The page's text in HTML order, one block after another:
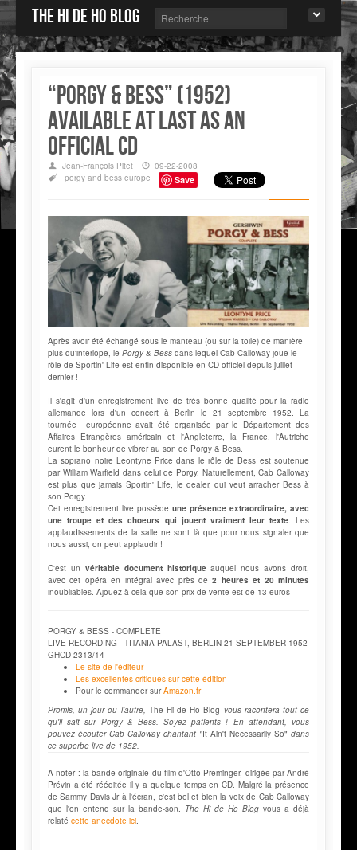
The Hi de Ho blog
“Porgy & Bess” (1952)
available at last as an
official CD
Jean-François Pitet
09-22-2008
porgy and bess europe Save
Après avoir été échangé sous le manteau (ou sur la toile) de manière
plus qu'interlope, le Porgy & Bess dans lequel Cab Calloway joue le
rôle de Sportin' Life est enfin disponible en CD officiel depuis juillet
dernier !
Il s'agit d'un enregistrement live de très bonne qualité pour la radio
allemande lors d'un concert à Berlin le 21 septembre 1952. La
tournée européenne avait été organisée par le Département des
Affaires Etrangères américain et l'Angleterre, la France, l'Autriche
eurent le bonheur de vibrer au son de Porgy & Bess.
La soprano noire Leontyne Price dans le rôle de Bess est soutenue
par William Warfield dans celui de Porgy. Naturellement, Cab Calloway
est plus que jamais Sportin' Life, le dealer, qui veut arracher Bess à
son Porgy.
Cet enregistrement live possède une présence extraordinaire, avec
une troupe et des choeurs qui jouent vraiment leur texte. Les
applaudissements de la salle ne sont là que pour nous signaler que
nous aussi, on peut applaudir !
C'est un véritable document historiqueauquel nous avons droit,
avec cet opéra en intégral avec près de2 heures et 20 minutes
inoubliables. Ajouez à cela que son prix de vente est de 13 euros
PORGY & BESS - COMPLETE
LIVE RECORDING - TITANIA PALAST, BERLIN 21 SEPTEMBER 1952
GHCD 2313/14
Le site de l'éditeur
Les excellentes critiques sur cette édition
Pour le commander surAmazon.fr
Promis, un jour ou l'autre, The Hi de Ho Blog vous racontera tout ce
qu'il sait sur Porgy & Bess. Soyez patients ! En attendant, vous
pouvez écouter Cab Calloway chantant "It Ain't Necessarily So" dans
ce superbe live de 1952.
A noter : la bande originale du film d'Otto Preminger, dirigée par André
Prévin a été rééditée il y a quelque temps en CD. Malgré la présence
de Sammy Davis Jr à l'écran, c'est bel et bien la voix de Cab Calloway
que l'on entend sur la bande-son. The Hi de Ho Blog vous a déjà
relaté cette anecdote ici